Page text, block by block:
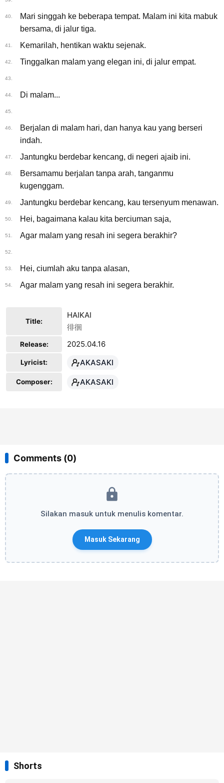
40.
Mari singgah ke beberapa tempat. Malam ini kita mabuk
bersama, di jalur tiga.
41. Kemarilah, hentikan waktu sejenak.
42. Tinggalkan malam yang elegan ini, di jalur empat.
43.
44. Di malam...
45.
46.
Berjalan di malam hari, dan hanya kau yang berseri
indah.
47. Jantungku berdebar kencang, di negeri ajaib ini.
48.
Bersamamu berjalan tanpa arah, tanganmu
kugenggam.
49. Jantungku berdebar kencang, kau tersenyum menawan.
50. Hei, bagaimana kalau kita berciuman saja,
51. Agar malam yang resah ini segera berakhir?
52.
53. Hei, ciumlah aku tanpa alasan,
54. Agar malam yang resah ini segera berakhir.
Title:
HAIKAI
徘徊
Release: 2025.04.16
Lyricist: AKASAKI
Composer: AKASAKI
Comments (0)
Silakan masuk untuk menulis komentar.
Masuk Sekarang
Shorts